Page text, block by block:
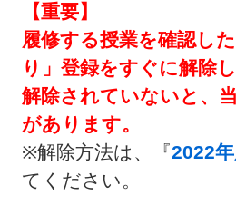
【重要】
履修する授業を確認し
り」登録をすぐに解除
解除されていないと、
があります。
※解除方法は、『2022
てください。